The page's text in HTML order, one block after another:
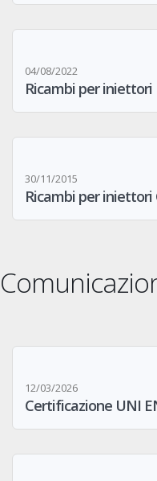
04/08/2022
Ricambi per iniettori
30/11/2015
Ricambi per iniettori
12/03/2026
Certificazione UNI